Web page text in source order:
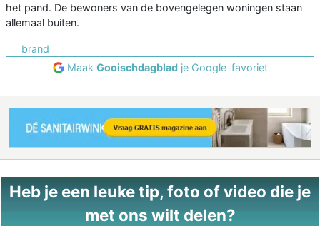
het pand. De bewoners van de bovengelegen woningen staan
allemaal buiten.
brand
Maak Gooischdagbladje Google-favoriet
Heb je een leuke tip, foto of video die je
met ons wilt delen?